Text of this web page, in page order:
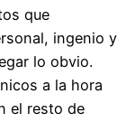
que
ingenio y
lo obvio.
a la hora
el resto de